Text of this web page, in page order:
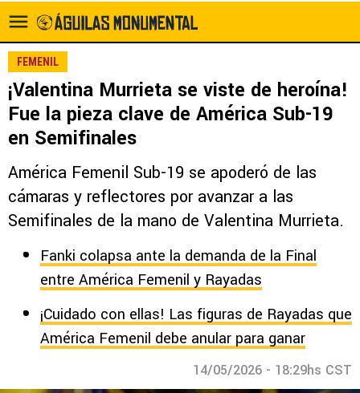
FEMENIL
¡Valentina Murrieta se viste de heroína!
Fue la pieza clave de América Sub-19
en Semifinales
América Femenil Sub-19 se apoderó de las
cámaras y reflectores por avanzar a las
Semifinales de la mano de Valentina Murrieta.
Fanki colapsa ante la demanda de la Final
entre América Femenil y Rayadas
¡Cuidado con ellas! Las figuras de Rayadas que
América Femenil debe anular para ganar
14/05/2026 - 18:29hs CST